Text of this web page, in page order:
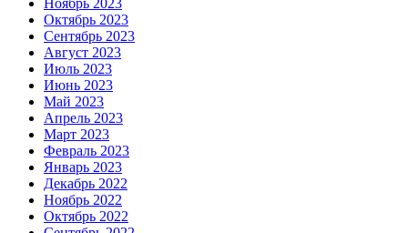
Октябрь 2023
Сентябрь 2023
Август 2023
Июль 2023
Июнь 2023
Май 2023
Апрель 2023
Март 2023
Февраль 2023
Январь 2023
Декабрь 2022
Ноябрь 2022
Октябрь 2022